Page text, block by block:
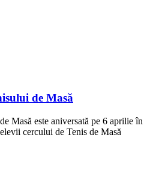
de Masă
Masă este aniversată pe 6 aprilie în
cercului de Tenis de Masă